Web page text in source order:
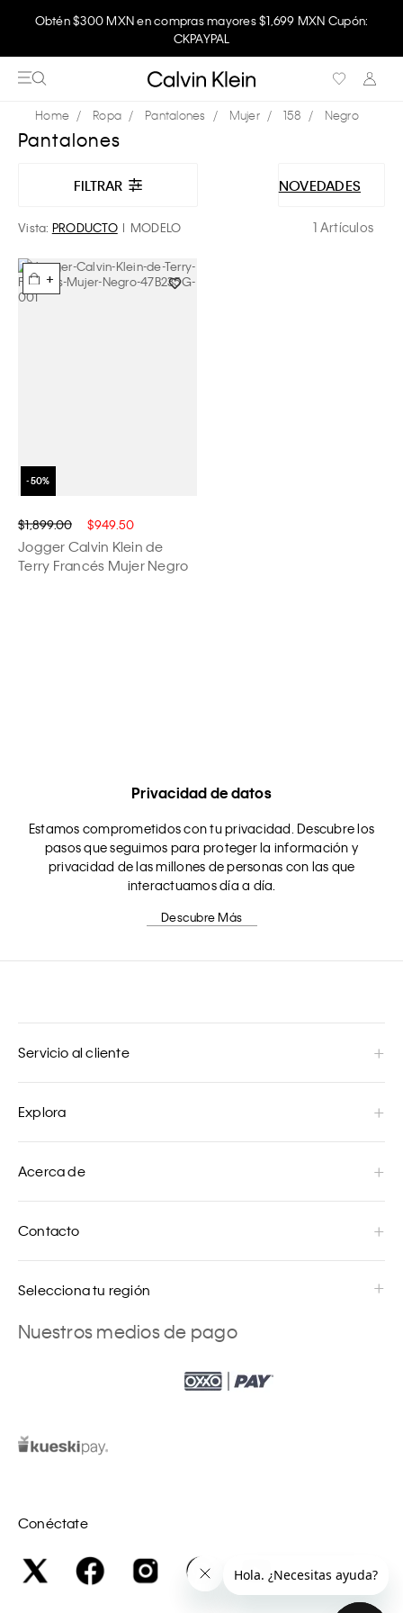
Obtén $300 MXN en compras mayores $1,699 MXN Cupón:
CKPAYPAL
Ropa Pantalones Mujer 158 Negro
Pantalones
FILTRAR NOVEDADES
Vista: PRODUCTO MODELO 1 Artículos
+
$1,899.00 $949.50
Jogger Calvin Klein de
Terry Francés Mujer Negro
Privacidad de datos
Estamos comprometidos con tu privacidad. Descubre los
pasos que seguimos para proteger la información y
privacidad de las millones de personas con las que
interactuamos día a día.
Descubre Más
Servicio al cliente
Explora
Acerca de
Contacto
Selecciona tu región
Nuestros medios de pago
Conéctate